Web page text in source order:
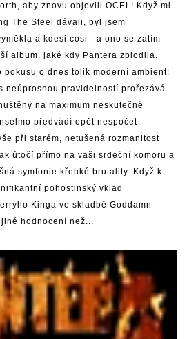
aby znovu objevili OCEL! Když mi
The Steel dávali, byl jsem
a kdesi cosi - a ono se zatím
album, jaké kdy Pantera zplodila.
pokusu o dnes tolik moderní ambient:
neúprosnou pravidelností prořezává
na maximum neskutečně
předvádí opět nespočet
při starém, netušená rozmanitost
útočí přímo na vaši srdeční komoru a
symfonie křehké brutality. Když k
pohostinský vklad
Kinga ve skladbě Goddamn
hodnocení než...